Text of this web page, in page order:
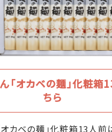
「オカベの麺」化粧箱
ちら
カベの麺」化粧箱13人前